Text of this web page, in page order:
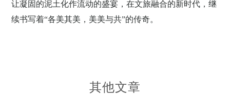
让凝固的泥土化作流动的盛宴，在文旅融合的新时代，继
续书写着“各美其美，美美与共”的传奇。
其他文章